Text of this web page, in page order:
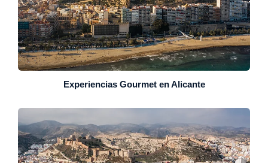
Experiencias Gourmet en Alicante